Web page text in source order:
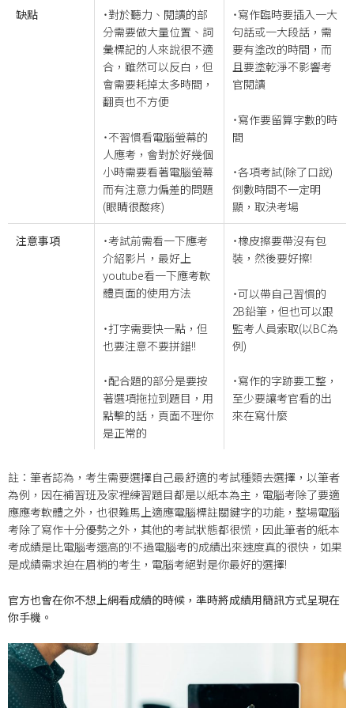
缺點
˙對於聽力、閱讀的部
分需要做大量位置、詞
彙標記的人來說很不適
合，雖然可以反白，但
會需要耗掉太多時間，
翻頁也不方便
˙不習慣看電腦螢幕的
人應考，會對於好幾個
小時需要看著電腦螢幕
而有注意力偏差的問題
(眼睛很酸疼)
˙寫作臨時要插入一大
句話或一大段話，需
要有塗改的時間，而
且要塗乾淨不影響考
官閱讀
˙寫作要留算字數的時
間
˙各項考試(除了口說)
倒數時間不一定明
顯，取決考場
注意事項
˙考試前需看一下應考
介紹影片，最好上
youtube看一下應考軟
體頁面的使用方法
˙打字需要快一點，但
也要注意不要拼錯!!
˙配合題的部分是要按
著選項拖拉到題目，用
點擊的話，頁面不理你
是正常的
˙橡皮擦要帶沒有包
裝，然後要好擦!
˙可以帶自己習慣的
2B鉛筆，但也可以跟
監考人員索取(以BC為
例)
˙寫作的字跡要工整，
至少要讓考官看的出
來在寫什麼
註：筆者認為，考生需要選擇自己最舒適的考試種類去選擇，以筆者
為例，因在補習班及家裡練習題目都是以紙本為主，電腦考除了要適
應應考軟體之外，也很難馬上適應電腦標註關鍵字的功能，整場電腦
考除了寫作十分優勢之外，其他的考試狀態都很慌，因此筆者的紙本
考成績是比電腦考還高的!不過電腦考的成績出來速度真的很快，如果
是成績需求迫在眉梢的考生，電腦考絕對是你最好的選擇!
官方也會在你不想上網看成績的時候，準時將成績用簡訊方式呈現在
你手機。